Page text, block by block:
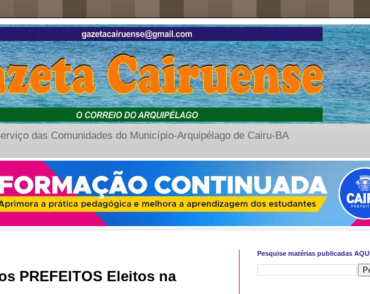
das Comunidades do Município-Arquipélago de Cairu-BA
PREFEITOS Eleitos na
Pesquise matérias publicadas AQUI